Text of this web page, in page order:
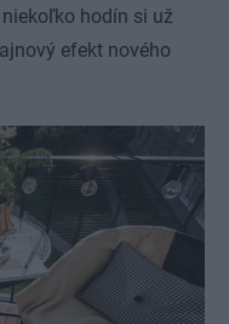
hodín si už
efekt nového